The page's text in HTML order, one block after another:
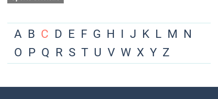
A B C D E F G H I J K L M N
O P Q R S T U V W X Y Z